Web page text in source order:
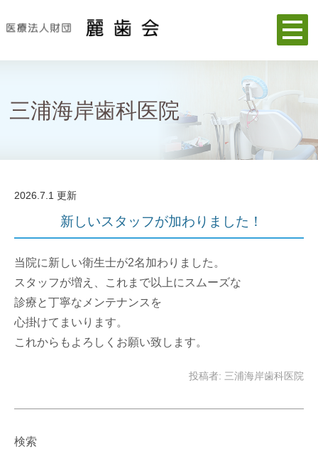
三浦海岸歯科医院
2026.7.1 更新
新しいスタッフが加わりました！
当院に新しい衛生士が2名加わりました。
スタッフが増え、これまで以上にスムーズな
診療と丁寧なメンテナンスを
心掛けてまいります。
これからもよろしくお願い致します。
投稿者: 三浦海岸歯科医院
検索